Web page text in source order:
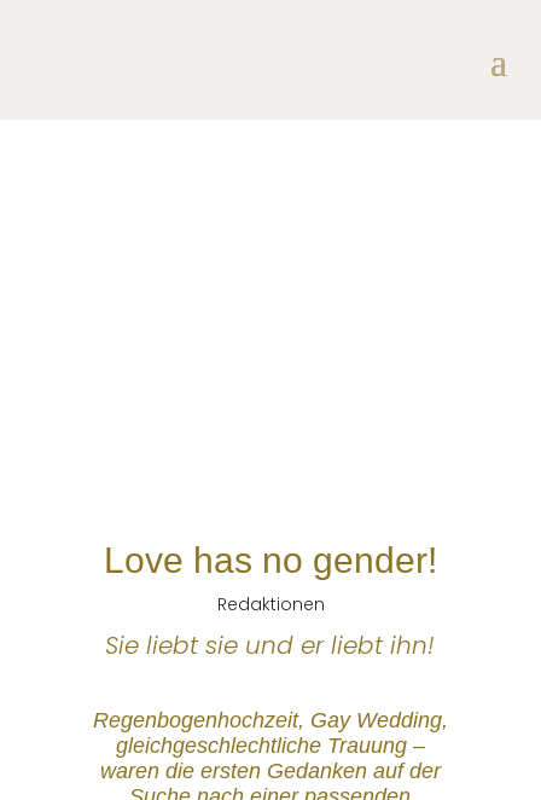
Love has no gender!
Redaktionen
Sie liebt sie und er liebt ihn!
Regenbogenhochzeit, Gay Wedding,
gleichgeschlechtliche Trauung –
waren die ersten Gedanken auf der